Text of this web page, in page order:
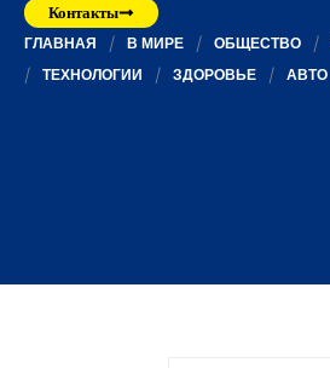
Контакты
ГЛАВНАЯ В МИРЕ ОБЩЕСТВО
ТЕХНОЛОГИИ
ЗДОРОВЬЕ АВТО